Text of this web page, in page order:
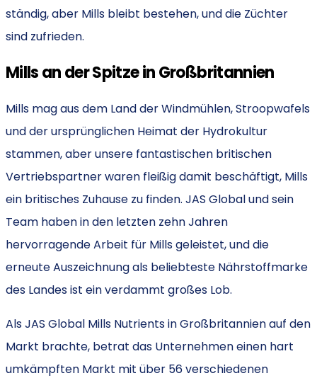
ständig, aber Mills bleibt bestehen, und die Züchter
sind zufrieden.
Mills an der Spitze in Großbritannien
Mills mag aus dem Land der Windmühlen, Stroopwafels
und der ursprünglichen Heimat der Hydrokultur
stammen, aber unsere fantastischen britischen
Vertriebspartner waren fleißig damit beschäftigt, Mills
ein britisches Zuhause zu finden. JAS Global und sein
Team haben in den letzten zehn Jahren
hervorragende Arbeit für Mills geleistet, und die
erneute Auszeichnung als beliebteste Nährstoffmarke
des Landes ist ein verdammt großes Lob.
Als JAS Global Mills Nutrients in Großbritannien auf den
Markt brachte, betrat das Unternehmen einen hart
umkämpften Markt mit über 56 verschiedenen